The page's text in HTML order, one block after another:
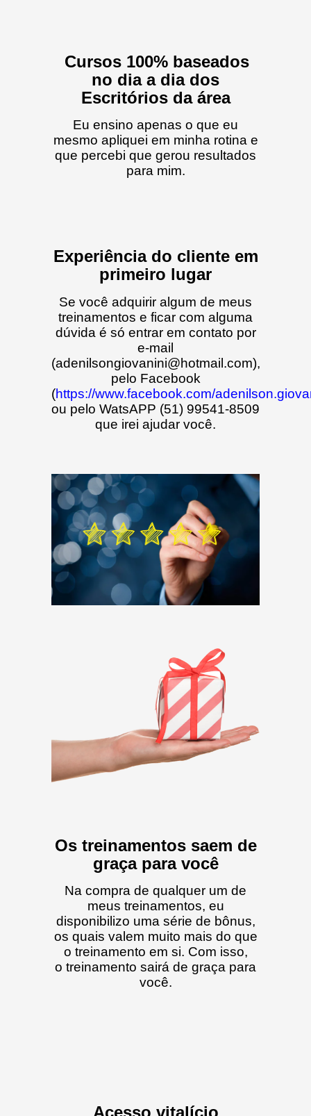
Cursos 100% baseados
no dia a dia dos
Escritórios da área
Eu ensino apenas o que eu
mesmo apliquei em minha rotina e
que percebi que gerou resultados
para mim.
Experiência do cliente em
primeiro lugar
Se você adquirir algum de meus
treinamentos e ficar com alguma
dúvida é só entrar em contato por
e-mail
(adenilsongiovanini@hotmail.com),
pelo Facebook
(https://www.facebook.com/
ou pelo WatsAPP (51) 99541-8509
que irei ajudar você.
Os treinamentos saem de
graça para você
Na compra de qualquer um de
meus treinamentos, eu
disponibilizo uma série de bônus,
os quais valem muito mais do que
o treinamento em si. Com isso,
o treinamento sairá de graça para
você.
Acesso vitalício